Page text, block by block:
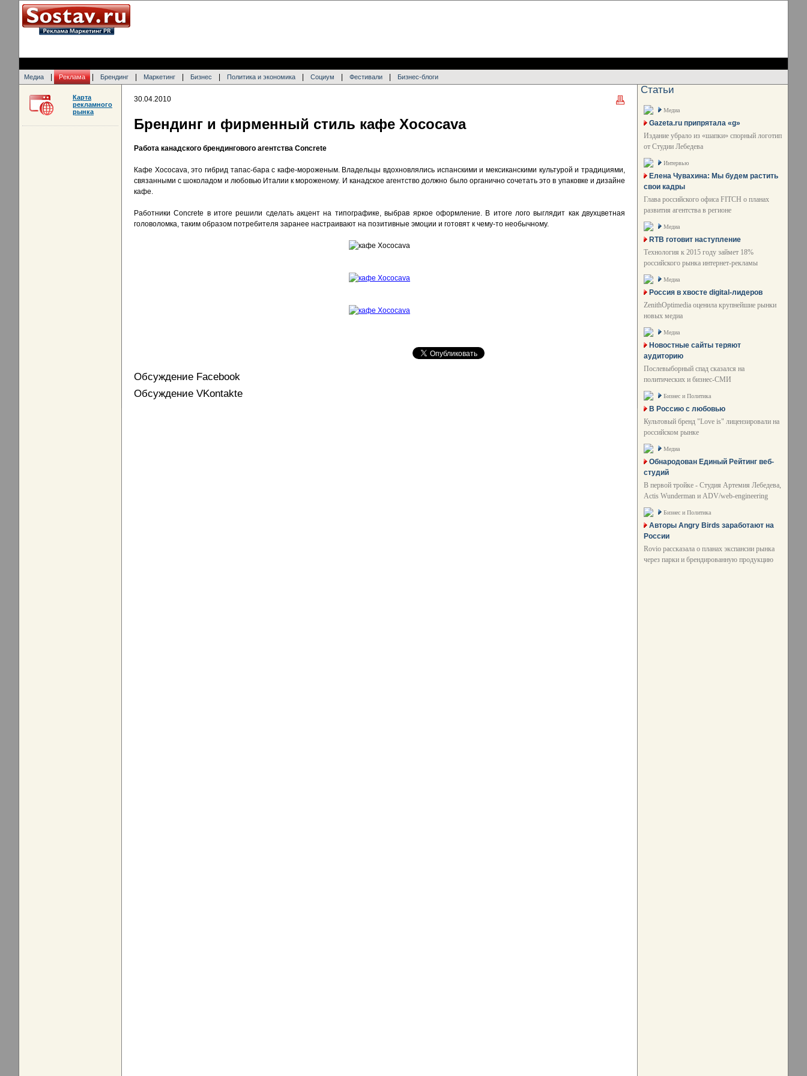
Медиа Реклама Брендинг Маркетинг Бизнес Политика и экономика Социум Фестивали Бизнес-блоги
30.04.2010
Брендинг и фирменный стиль кафе Xococava
Работа канадского брендингового агентства Concrete
Кафе Xococava, это гибрид тапас-бара с кафе-мороженым. Владельцы вдохновлялись испанскими и мексиканскими культурой и традициями,
связанными с шоколадом и любовью Италии к мороженому. И канадское агентство должно было органично сочетать это в упаковке и дизайне
кафе.
Работники Concrete в итоге решили сделать акцент на типографике, выбрав яркое оформление. В итоге лого выглядит как двухцветная
головоломка, таким образом потребителя заранее настраивают на позитивные эмоции и готовят к чему-то необычному.
Обсуждение Facebook
Обсуждение VKontakte
Карта
рекламного
рынка
Статьи
Медиа
Gazeta.ru припрятала «g»
Издание убрало из «шапки» спорный логотип
от Студии Лебедева
Интервью
Елена Чувахина: Мы будем растить
свои кадры
Глава российского офиса FITCH о планах
развития агентства в регионе
Медиа
RTB готовит наступление
Технология к 2015 году займет 18%
российского рынка интернет-рекламы
Медиа
Россия в хвосте digital-лидеров
ZenithOptimedia оценила крупнейшие рынки
новых медиа
Медиа
Новостные сайты теряют
аудиторию
Послевыборный спад сказался на
политических и бизнес-СМИ
Бизнес и Политика
В Россию с любовью
Культовый бренд "Love is" лицензировали на
российском рынке
Медиа
Обнародован Единый Рейтинг веб-
студий
В первой тройке - Студия Артемия Лебедева,
Actis Wunderman и ADV/web-engineering
Бизнес и Политика
Авторы Angry Birds заработают на
России
Rovio рассказала о планах экспансии рынка
через парки и брендированную продукцию